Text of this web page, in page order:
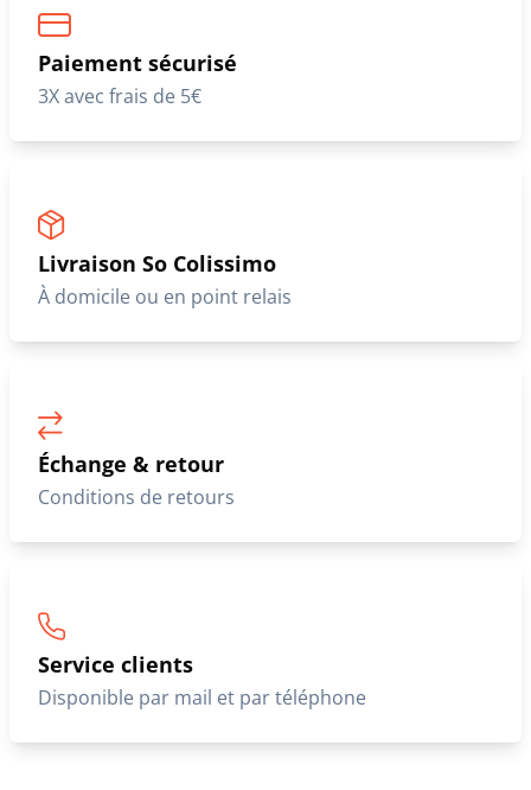
Paiement sécurisé
3X avec frais de 5€
Livraison So Colissimo
À domicile ou en point relais
Échange & retour
Conditions de retours
Service clients
Disponible par mail et par téléphone